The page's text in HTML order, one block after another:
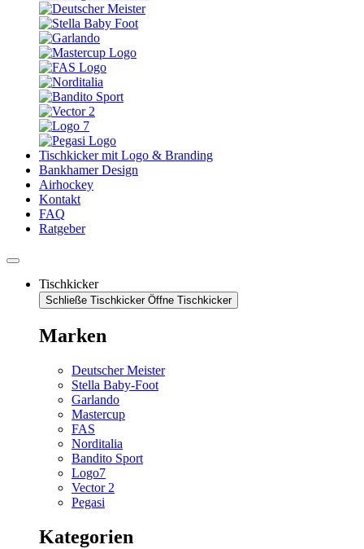
Tischkicker mit Logo & Branding
Bankhamer Design
Airhockey
Kontakt
FAQ
Ratgeber
Tischkicker
Schließe Tischkicker Öffne Tischkicker
Marken
Deutscher Meister
Stella Baby-Foot
Garlando
Mastercup
FAS
Norditalia
Bandito Sport
Logo7
Vector 2
Pegasi
Kategorien